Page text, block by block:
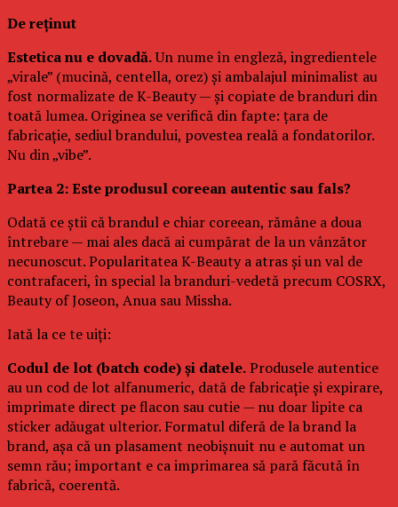
De reținut
Estetica nu e dovadă.Un nume în engleză, ingredientele
„virale” (mucină, centella, orez) și ambalajul minimalist au
fost normalizate de K-Beauty — și copiate de branduri din
toată lumea. Originea se verifică din fapte: țara de
fabricație, sediul brandului, povestea reală a fondatorilor.
Nu din „vibe”.
Partea 2: Este produsul coreean autentic sau fals?
Odată ce știi că brandul e chiar coreean, rămâne a doua
întrebare — mai ales dacă ai cumpărat de la un vânzător
necunoscut. Popularitatea K-Beauty a atras și un val de
contrafaceri, în special la branduri-vedetă precum COSRX,
Beauty of Joseon, Anua sau Missha.
Iată la ce te uiți:
Codul de lot (batch code) și datele.Produsele autentice
au un cod de lot alfanumeric, dată de fabricație și expirare,
imprimate direct pe flacon sau cutie — nu doar lipite ca
sticker adăugat ulterior. Formatul diferă de la brand la
brand, așa că un plasament neobișnuit nu e automat un
semn rău; important e ca imprimarea să pară făcută în
fabrică, coerentă.